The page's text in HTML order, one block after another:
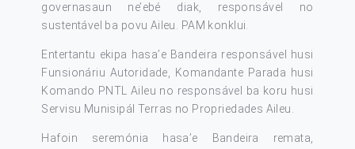
governasaun ne’ebé diak, responsável no
sustentável ba povu Aileu. PAM konklui.
Entertantu ekipa hasa’e Bandeira responsável husi
Funsionáriu Autoridade, Komandante Parada husi
Komando PNTL Aileu no responsável ba koru husi
Servisu Munisipál Terras no Propriedades Aileu.
Hafoin seremónia hasa’e Bandeira remata,